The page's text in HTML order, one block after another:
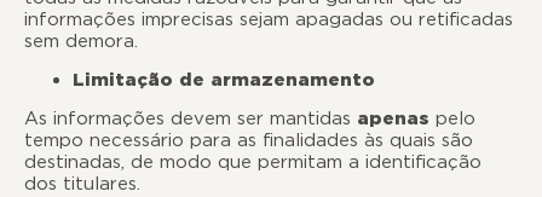
informações imprecisas sejam apagadas ou retificadas
sem demora.
Limitação de armazenamento
As informações devem ser mantidas apenas pelo
tempo necessário para as finalidades às quais são
destinadas, de modo que permitam a identificação
dos titulares.